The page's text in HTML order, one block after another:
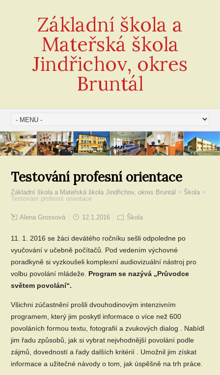
Základní škola a
Mateřská škola
Jindřichov, okres
Bruntál
Testování profesní orientace
Základní škola a Mateřská škola Jindřichov, okres Bruntál > Škola >
Testování profesní orientace
Alena Grossová 12.1.2016 Škola
11. 1. 2016 se žáci devátého ročníku sešli odpoledne po
vyučování v učebně počítačů. Pod vedením výchovné
poradkyně si vyzkoušeli komplexní audiovizuální nástroj pro
volbu povolání mládeže. Program se nazývá „Průvodce
světem povolání“.
Všichni zúčastnění prošli dvouhodinovým intenzivním
programem, který jim poskytl informace o více než 600
povoláních formou textu, fotografií a zvukových dialog . Nabídl
jim řadu způsobů, jak si vybrat nejvhodnější povolání podle
zájmů, dovedností a řady dalších kritérií . Umožnil jim získat
informace a užitečné návody o tom, jak úspěšně na trh práce.